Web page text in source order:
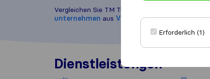
Vergleichen Sie TM Transport Tobias Matti mit
unternehmen aus Villach
Dienstleistungen
Erforderlich (1)